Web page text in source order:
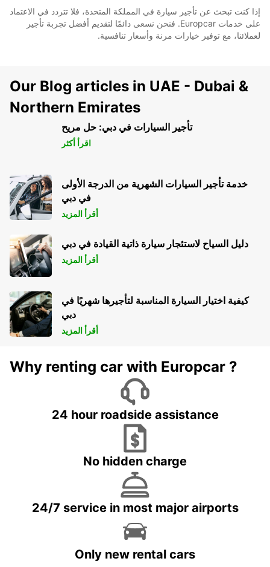
إذا كنت تبحث عن تأجير سيارة في المملكة المتحدة، فلا تتردد في الاعتماد
على خدمات Europcar. فنحن نسعى دائمًا لتقديم أفضل تجربة تأجير
لعملائنا، مع توفير خيارات مرنة وأسعار تنافسية.
Our Blog articles in UAE - Dubai &
Northern Emirates
تأجير السيارات في دبي: حل مريح
اقرأ أكثر
خدمة تأجير السيارات الشهرية من الدرجة الأولى
في دبي
أقرأ المزيد
دليل السياح لاستئجار سيارة ذاتية القيادة في دبي
أقرأ المزيد
كيفية اختيار السيارة المناسبة لتأجيرها شهريًا في
دبي
أقرأ المزيد
Why renting car with Europcar ?
24 hour roadside assistance
No hidden charge
24/7 service in most major airports
Only new rental cars